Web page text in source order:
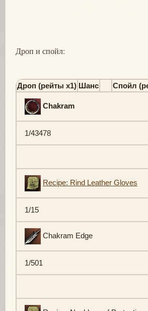
Дроп и спойл:
Дроп (рейты х1) Шанс Спойл
Chakram
1/43478
Recipe: Rind Leather Gloves
1/15
Chakram Edge
1/501